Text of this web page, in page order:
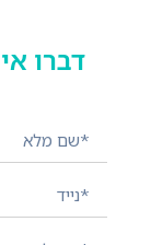
דברו
השאירו